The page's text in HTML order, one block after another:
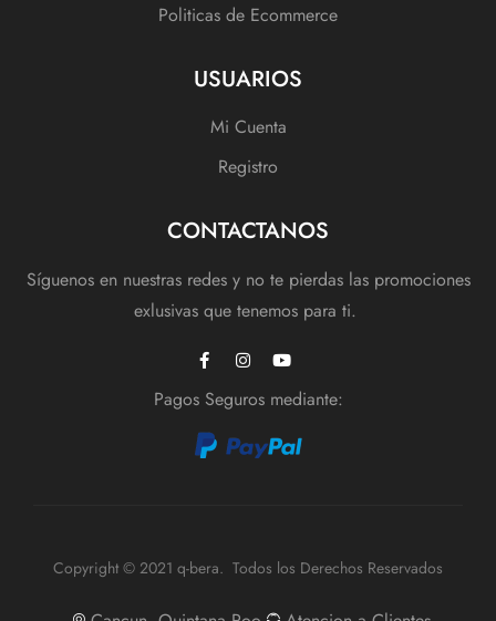
Politicas de Ecommerce
USUARIOS
Mi Cuenta
Registro
CONTACTANOS
Síguenos en nuestras redes y no te pierdas las promociones
exlusivas que tenemos para ti.
Pagos Seguros mediante:
Copyright © 2021 q-bera. Todos los Derechos Reservados